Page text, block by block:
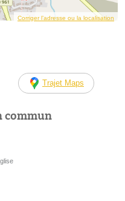
Corriger l’adresse ou la localisation
Trajet Maps
commun